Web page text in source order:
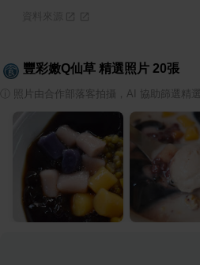
豐彩嫩Q仙草 精選照片 20張
照片由合作部落客拍攝，AI 協助篩選精選